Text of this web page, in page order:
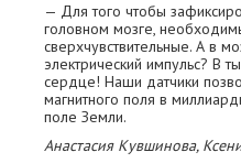
— Для того чтобы
головном мозге,
сверхчувствительные. А в
электрический импульс? В
сердце! Наши датчики
магнитного п­оля в
поле Земли.
Анастасия Кувшинова,